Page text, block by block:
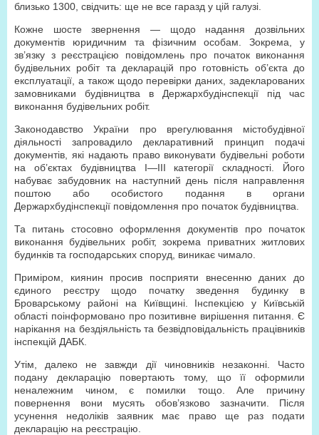
близько 1300, свідчить: ще не все гаразд у цій галузі.
Кожне шосте звернення — щодо надання дозвільних
документів юридичним та фізичним особам. Зокрема, у
зв’язку з реєстрацією повідомлень про початок виконання
будівельних робіт та декларацій про готовність об’єкта до
експлуатації, а також щодо перевірки даних, задекларованих
замовниками будівництва в Держархбудінспекції під час
виконання будівельних робіт.
Законодавство України про врегулювання містобудівної
діяльності запровадило декларативний принцип подачі
документів, які надають право виконувати будівельні роботи
на об’єктах будівництва І—ІІІ категорії складності. Його
набуває забудовник на наступний день після направлення
поштою або особистого подання в органи
Держархбудінспекції повідомлення про початок будівництва.
Та питань стосовно оформлення документів про початок
виконання будівельних робіт, зокрема приватних житлових
будинків та господарських споруд, виникає чимало.
Приміром, киянин просив посприяти внесенню даних до
єдиного реєстру щодо початку зведення будинку в
Броварському районі на Київщині. Інспекцією у Київській
області поінформовано про позитивне вирішення питання. Є
нарікання на бездіяльність та безвідповідальність працівників
інспекцій ДАБК.
Утім, далеко не завжди дії чиновників незаконні. Часто
подану декларацію повертають тому, що її оформили
неналежним чином, є помилки тощо. Але причину
повернення вони мусять обов’язково зазначити. Після
усунення недоліків заявник має право ще раз подати
декларацію на реєстрацію.